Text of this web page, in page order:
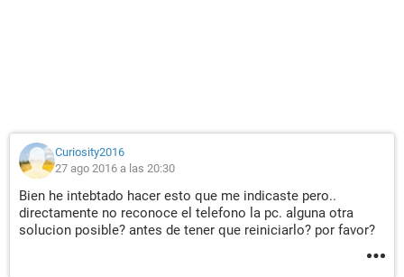
Curiosity2016
27 ago 2016 a las 20:30
Bien he intebtado hacer esto que me indicaste pero..
directamente no reconoce el telefono la pc. alguna otra
solucion posible? antes de tener que reiniciarlo? por favor?